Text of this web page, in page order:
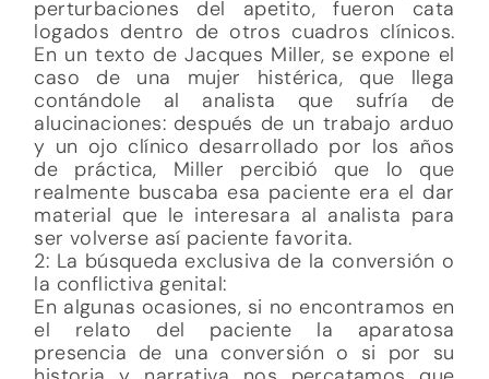
perturbaciones del apetito, fueron cata
logados dentro de otros cuadros clínicos.
En un texto de Jacques Miller, se expone el
caso de una mujer histérica, que llega
contándole al analista que sufría de
alucinaciones: después de un trabajo arduo
y un ojo clínico desarrollado por los años
de práctica, Miller percibió que lo que
realmente buscaba esa paciente era el dar
material que le interesara al analista para
ser volverse así paciente favorita.
2: La búsqueda exclusiva de la conversión o
la conflictiva genital:
En algunas ocasiones, si no encontramos en
el relato del paciente la aparatosa
presencia de una conversión o si por su